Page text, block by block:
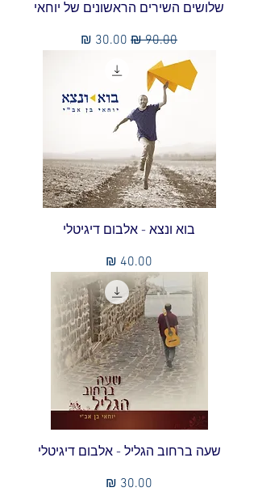
שלושים השירים הראשונים של יוחאי
מחיר רגילמחיר מבצע
בוא ונצא - אלבום דיגיטלי
מחיר
שעה ברחוב הגליל - אלבום דיגיטלי
מחיר